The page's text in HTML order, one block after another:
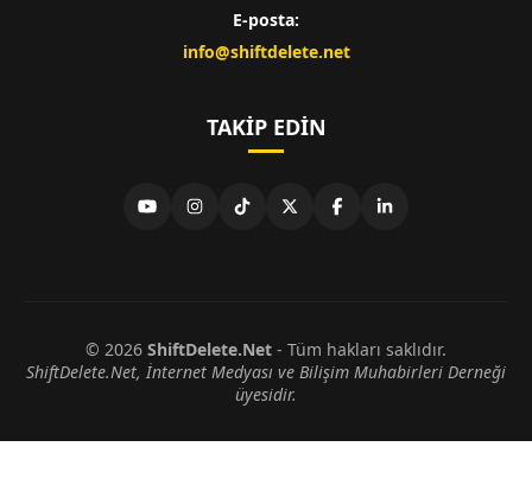
E-posta:
info@shiftdelete.net
TAKIP EDIN
© 2026 ShiftDelete.Net - Tüm hakları saklıdır.
ShiftDelete.Net, İnternet Medyası ve Bilişim Muhabirleri Derneği
üyesidir.